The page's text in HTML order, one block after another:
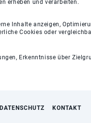
erheben und verarbeiten.
Inhalte anzeigen,
Cookies oder
Erkenntnisse über
DATENSCHUTZ KONTAKT